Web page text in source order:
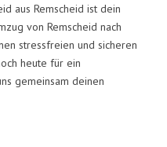
aus Remscheid ist dein
von Remscheid nach
stressfreien und sicheren
heute für ein
gemeinsam deinen